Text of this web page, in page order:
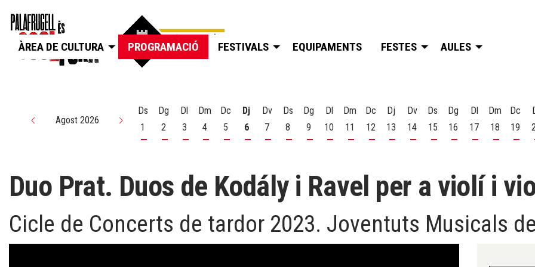
ÀREA DE CULTURA PROGRAMACIÓ FESTIVALS EQUIPAMENTS FESTES AULES
Agost 2026
Ds
1
Dissabte 1 d'agost
Dg
2
Diumenge 2 d'agost
Dl
3
Dilluns 3 d'agost
Dm
4
Dimarts 4 d'agost
Dc
5
Dimecres 5 d'agost
Dj
6
Dijous 6 d'agost
Dv
7
Divendres 7 d'agost
Ds
8
Dissabte 8 d'agost
Dg
9
Diumenge 9 d'agost
Dl
10
Dilluns 10 d'agost
Dm
11
Dimarts 11 d'agost
Dc
12
Dimecres 12 d'agost
Dj
13
Dijous 13 d'agost
Dv
14
Divendres 14 d'agost
Ds
15
Dissabte 15 d'agost
Dg
16
Diumenge 16 d'agost
Dl
17
Dilluns 17
Dm
18
Dimarts
Dc
19
Duo Prat. Duos de Kodály i Ravel per a violí i
Cicle de Concerts de tardor 2023. Joventuts Musicals